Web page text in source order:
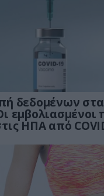
δεδομένων
εμβολιασμένοι
ΗΠΑ από